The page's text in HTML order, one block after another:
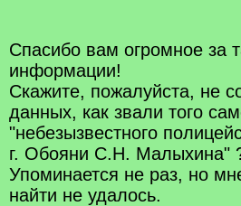
Спасибо вам огромное за
информации!
Скажите, пожалуйста, не
данных, как звали того
"небезызвестного
г. Обояни С.Н. Малыхина"
Упоминается не раз, но
найти не удалось.